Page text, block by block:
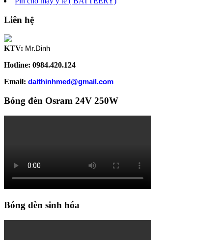
Liên hệ
KTV: Mr.Dinh
Hotline: 0984.420.124
Email: daithinhmed@gmail.com
Bóng đèn Osram 24V 250W
Bóng đèn sinh hóa